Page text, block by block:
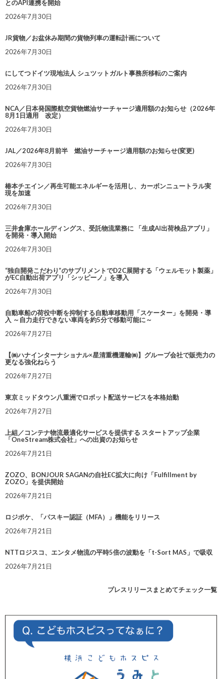
とのAPI連携を開始
2026年7月30日
JR貨物／お盆休み期間の貨物列車の運転計画について
2026年7月30日
にしてつドイツ現地法人 シュツットガルト事務所移転のご案内
2026年7月30日
NCA／日本発国際航空貨物燃油サーチャージ適用額のお知らせ（2026年
8月1日適用 改定）
2026年7月30日
JAL／2026年8月前半 燃油サーチャージ適用額のお知らせ(変更)
2026年7月30日
椿本チエイン／再生可能エネルギーを活用し、カーボンニュートラル実
現を加速
2026年7月30日
三井倉庫ホールディングス、受託物流業務に 「生成AI出荷検品アプリ」
を開発・導入開始
2026年7月30日
“独自開発こだわり”のサプリメントでD2C展開する「ウェルモット製薬」
がEC自動出荷アプリ「シッピーノ」を導入
2026年7月30日
自動車船の荷役中断を抑制する自動車移動用「スケーター」を開発・導
入 ～自力走行できない車両を約5分で移動可能に～
2026年7月27日
【㈱ハナインターナショナル×星清重機運輸㈱】グループ会社で販売力の
更なる強化ねらう
2026年7月27日
東京ミッドタウン八重洲でロボット配送サービスを本格始動
2026年7月27日
上組／コンテナ物流最適化サービスを提供する スタートアップ企業
「OneStream株式会社」への出資のお知らせ
2026年7月21日
ZOZO、BONJOUR SAGANの自社EC拡大に向け「Fulfillment by
ZOZO」を提供開始
2026年7月21日
ロジポケ、「パスキー認証（MFA）」機能をリリース
2026年7月21日
NTTロジスコ、エンタメ物流の平時5倍の波動を「t-Sort MAS」で吸収
2026年7月21日
プレスリリースまとめてチェック一覧